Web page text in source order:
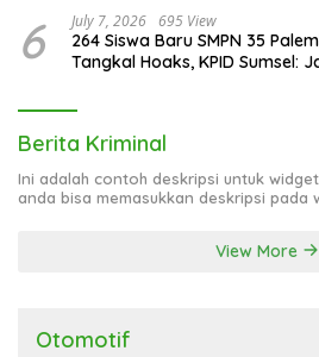
6 July 7, 2026 695 View
264 Siswa Baru SMPN 35
Tangkal Hoaks, KPID Sumsel:
Berita Kriminal
Ini adalah contoh deskripsi untuk
anda bisa memasukkan deskripsi pada
View More
Otomotif